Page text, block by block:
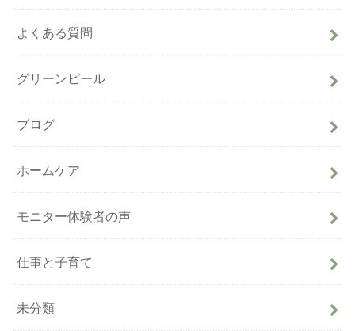
よくある質問
グリーンピール
ブログ
ホームケア
モニター体験者の声
仕事と子育て
未分類